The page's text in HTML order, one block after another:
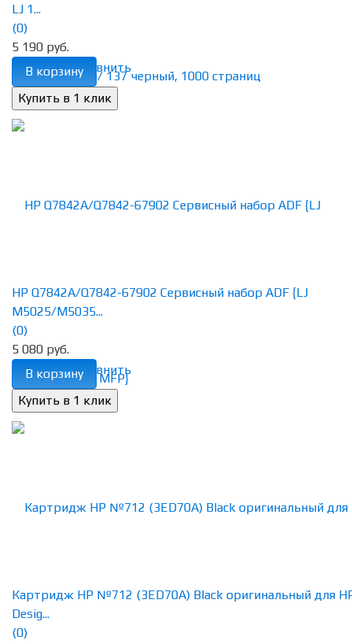
избранное сравнить
LJ 1...
(0)
5 190 руб.
В корзину
избранное сравнить
HP Q7842A/Q7842-67902 Сервисный набор ADF {LJ
M5025/M5035...
(0)
5 080 руб.
В корзину
Картридж HP №712 (3ED70A) Black оригинальный для
Desig...
(0)